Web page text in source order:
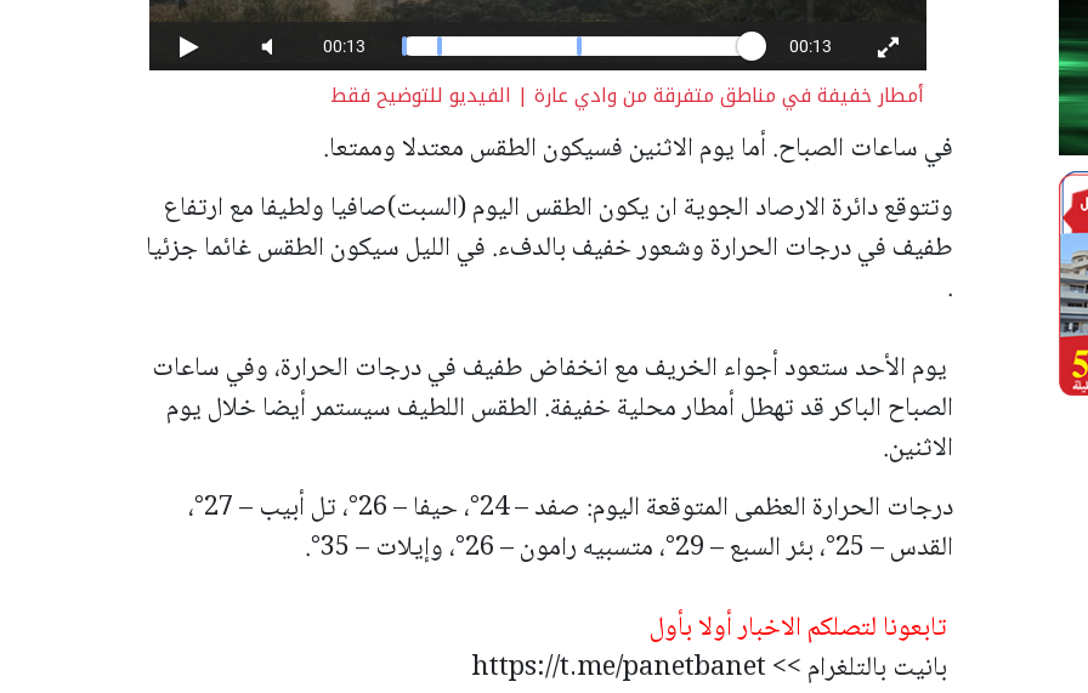
أمطار خفيفة في مناطق متفرقة من وادي عارة | الفيديو للتوضيح فقط
في ساعات الصباح. أما يوم الاثنين فسيكون الطقس معتدلا وممتعا.
وتتوقع دائرة الارصاد الجوية ان يكون الطقس اليوم (السبت)صافيا ولطيفا مع ارتفاع
طفيف في درجات الحرارة وشعور خفيف بالدفء. في الليل سيكون الطقس غائما جزئيا
.
يوم الأحد ستعود أجواء الخريف مع انخفاض طفيف في درجات الحرارة، وفي ساعات
الصباح الباكر قد تهطل أمطار محلية خفيفة. الطقس اللطيف سيستمر أيضا خلال يوم
الاثنين.
درجات الحرارة العظمى المتوقعة اليوم:
صفد – 24°، حيفا – 26°، تل أبيب – 27°،
القدس – 25°، بئر السبع – 29°، متسبيه رامون – 26°، وإيلات – 35°.
تابعونا لتصلكم الاخبار أولا بأول
بانيت بالتلغرام >> https://t.me/panetbanet